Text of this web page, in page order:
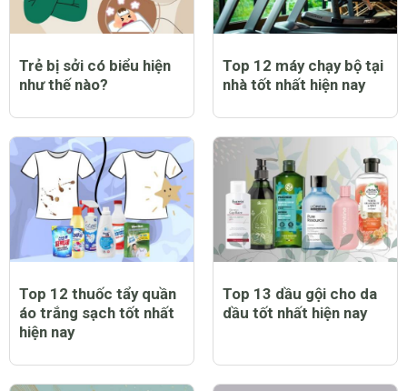
Trẻ bị sởi có biểu hiện
như thế nào?
Top 12 máy chạy bộ tại
nhà tốt nhất hiện nay
Top 12 thuốc tẩy quần
áo trắng sạch tốt nhất
hiện nay
Top 13 dầu gội cho da
dầu tốt nhất hiện nay